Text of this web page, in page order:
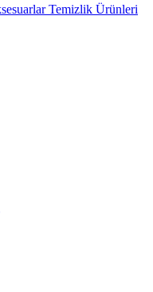
Temizlik Ürünleri